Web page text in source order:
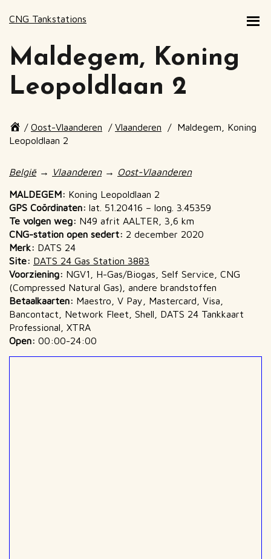
CNG Tankstations
Maldegem, Koning
Leopoldlaan 2
Page
breadcrumbs
/ Oost-Vlaanderen / Vlaanderen /
Maldegem, Koning
Leopoldlaan 2
of
page
breadcrumbs
België → Vlaanderen→ Oost-Vlaanderen
MALDEGEM: Koning Leopoldlaan 2
GPS Coördinaten: lat. 51.20416 – long. 3.45359
Te volgen weg: N49 afrit AALTER, 3,6 km
CNG-station open sedert: 2 december 2020
Merk: DATS 24
Site: DATS 24 Gas Station 3883
Voorziening: NGV1, H-Gas/Biogas, Self Service, CNG
(Compressed Natural Gas), andere brandstoffen
Betaalkaarten: Maestro, V Pay, Mastercard, Visa,
Bancontact, Network Fleet, Shell, DATS 24 Tankkaart
Professional, XTRA
Open: 00:00-24:00